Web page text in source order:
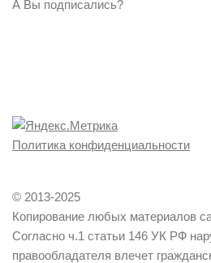
А Вы подписались?
Политика конфиденциальности
© 2013-2025
Копирование любых материалов
Согласно ч.1 статьи 146 УК РФ
правообладателя влечет